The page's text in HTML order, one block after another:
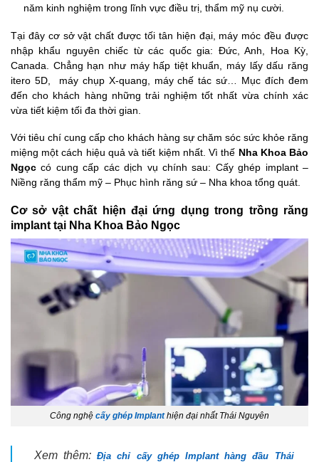
năm kinh nghiệm trong lĩnh vực điều trị, thẩm mỹ nụ cười.
Tại đây cơ sở vật chất được tối tân hiện đại, máy móc đều được
nhập khẩu nguyên chiếc từ các quốc gia: Đức, Anh, Hoa Kỳ,
Canada. Chẳng hạn như máy hấp tiệt khuẩn, máy lấy dấu răng
itero 5D, máy chụp X-quang, máy chế tác sứ… Mục đích đem
đến cho khách hàng những trải nghiệm tốt nhất vừa chính xác
vừa tiết kiệm tối đa thời gian.
Với tiêu chí cung cấp cho khách hàng sự chăm sóc sức khỏe răng
miệng một cách hiệu quả và tiết kiệm nhất. Vì thế Nha Khoa Bảo
Ngọc có cung cấp các dịch vụ chính sau: Cấy ghép implant –
Niềng răng thẩm mỹ – Phục hình răng sứ – Nha khoa tổng quát.
Cơ sở vật chất hiện đại ứng dụng trong trồng răng
implant tại Nha Khoa Bảo Ngọc
Công nghệ cấy ghép Implant hiện đại nhất Thái Nguyên
Xem thêm: Địa chỉ cấy ghép Implant hàng đầu Thái